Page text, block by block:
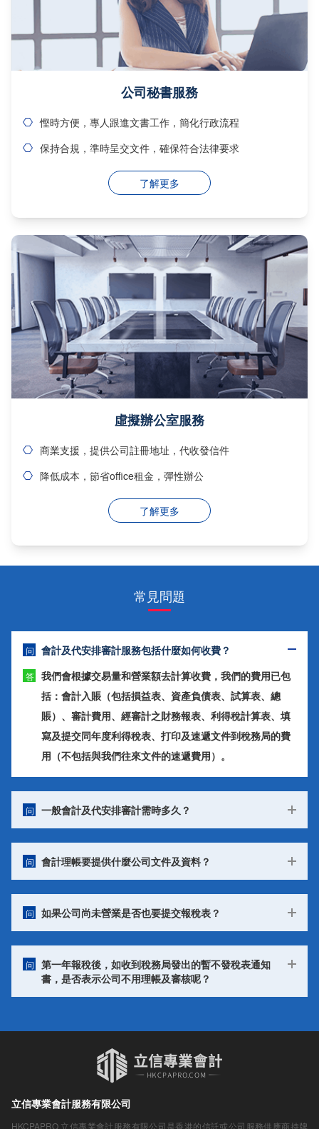
公司秘書服務
慳時方便，專人跟進文書工作，簡化行政流程
保持合規，準時呈交文件，確保符合法律要求
了解更多
虛擬辦公室服務
商業支援，提供公司註冊地址，代收發信件
降低成本，節省office租金，彈性辦公
了解更多
常見問題
问 會計及代安排審計服務包括什麼如何收費？
答 我們會根據交易量和營業額去計算收費，我們的費用已包
括：會計入賬（包括損益表、資產負債表、試算表、總
賬）、審計費用、經審計之財務報表、利得稅計算表、填
寫及提交同年度利得稅表、打印及速遞文件到稅務局的費
用（不包括與我們往來文件的速遞費用）。
问 一般會計及代安排審計需時多久？
问 會計理帳要提供什麼公司文件及資料？
问 如果公司尚未營業是否也要提交報稅表？
问
第一年報稅後，如收到稅務局發出的暫不發稅表通知
書，是否表示公司不用理帳及審核呢？
立信專業會計服務有限公司
HKCPAPRO 立信專業會計服務有限公司是香港的信託或公司服務供應商持牌